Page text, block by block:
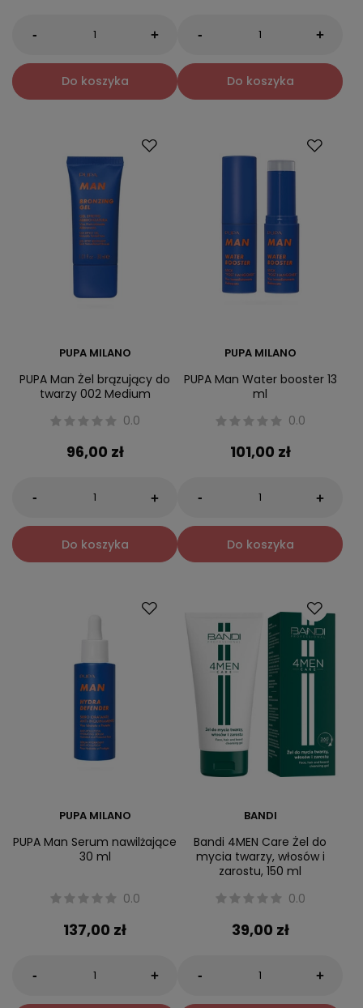
- +
Do koszyka
- +
Do koszyka
PUPA MILANO
PUPA Man Żel brązujący do
twarzy 002 Medium
0.0
96,00 zł
- +
Do koszyka
PUPA MILANO
PUPA Man Water booster 13
ml
0.0
101,00 zł
- +
Do koszyka
PUPA MILANO
PUPA Man Serum nawilżające
30 ml
0.0
137,00 zł
- +
BANDI
Bandi 4MEN Care Żel do
mycia twarzy, włosów i
zarostu, 150 ml
0.0
39,00 zł
- +